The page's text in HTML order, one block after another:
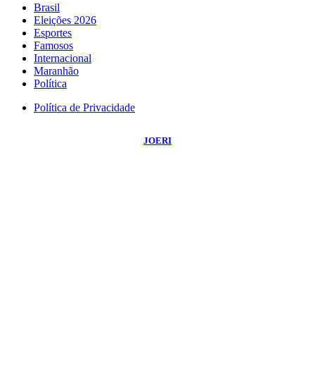
Brasil
Eleições 2026
Esportes
Famosos
Internacional
Maranhão
Política
Política de Privacidade
JOERI